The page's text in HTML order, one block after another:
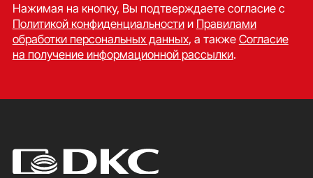
Нажимая на кнопку, Вы подтверждаете согласие c
Политикой конфиденциальностии Правилами
обработки персональных данных, а также Согласие
на получение информационной рассылки.